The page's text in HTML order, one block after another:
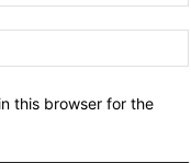
this browser for the